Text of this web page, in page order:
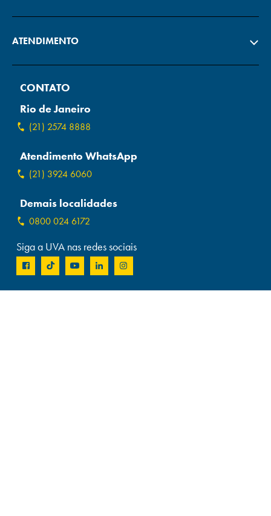
ATENDIMENTO
CONTATO
Rio de Janeiro
(21) 2574 8888
Atendimento WhatsApp
(21) 3924 6060
Demais localidades
0800 024 6172
Siga a UVA nas redes sociais